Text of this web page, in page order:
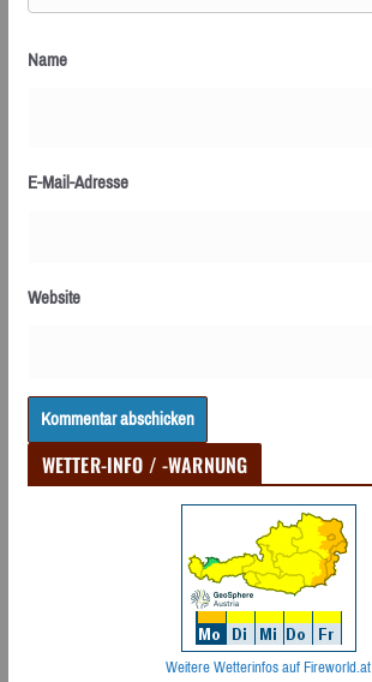
Name
E-Mail-Adresse
Website
WETTER-INFO / -WARNUNG
Weitere Wetterinfos auf Fireworld.at